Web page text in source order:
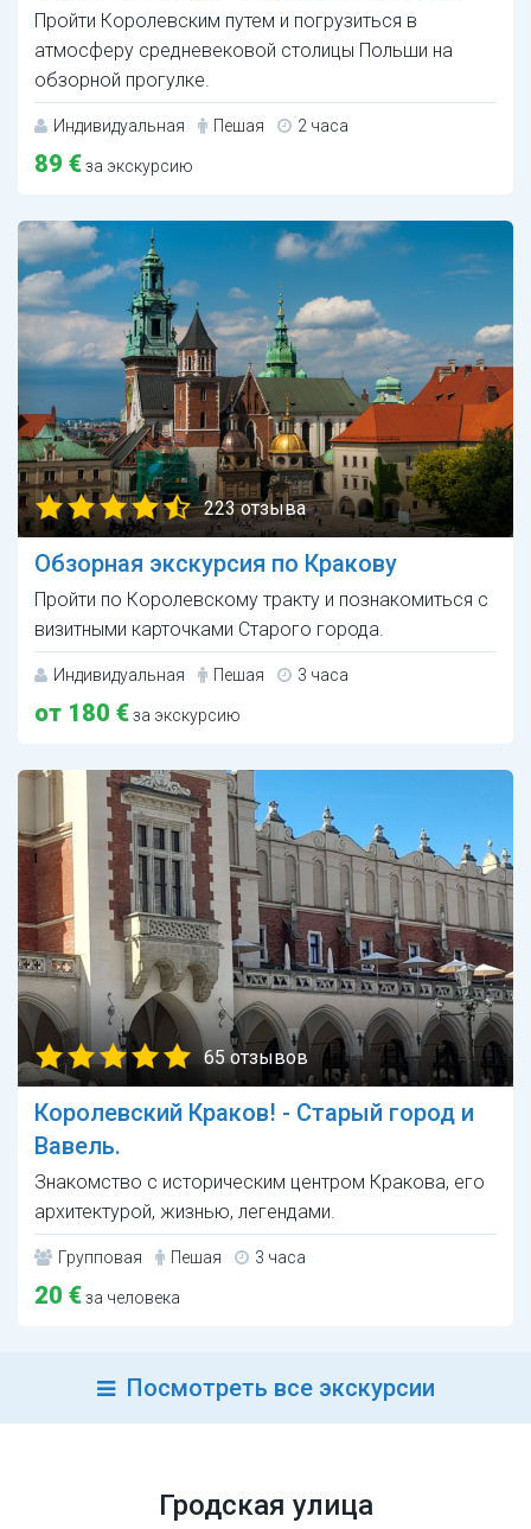
Пройти Королевским путем и погрузиться в
атмосферу средневековой столицы Польши на
обзорной прогулке.
Индивидуальная Пешая 2 часа
89 €за экскурсию
223 отзыва
Обзорная экскурсия по Кракову
Пройти по Королевскому тракту и познакомиться с
визитными карточками Старого города.
Индивидуальная Пешая 3 часа
от 180 €за экскурсию
65 отзывов
Королевский Краков! - Старый город и
Вавель.
Знакомство с историческим центром Кракова, его
архитектурой, жизнью, легендами.
Групповая Пешая 3 часа
20 €за человека
Посмотреть все экскурсии
Гродская улица